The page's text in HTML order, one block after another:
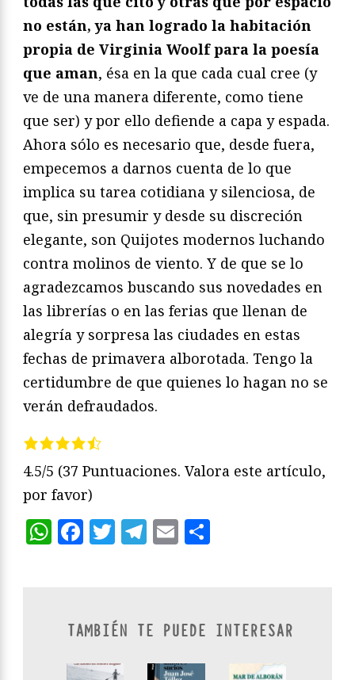
no están, ya han logrado la habitación
propia de Virginia Woolf para la poesía
que aman, ésa en la que cada cual cree (y
ve de una manera diferente, como tiene
que ser) y por ello defiende a capa y espada.
Ahora sólo es necesario que, desde fuera,
empecemos a darnos cuenta de lo que
implica su tarea cotidiana y silenciosa, de
que, sin presumir y desde su discreción
elegante, son Quijotes modernos luchando
contra molinos de viento. Y de que se lo
agradezcamos buscando sus novedades en
las librerías o en las ferias que llenan de
alegría y sorpresa las ciudades en estas
fechas de primavera alborotada. Tengo la
certidumbre de que quienes lo hagan no se
verán defraudados.
4.5/5 (37 Puntuaciones. Valora este artículo,
por favor)
WhatsApp
Facebook
Twitter
Telegram
Email
TAMBIÉN TE PUEDE INTERESAR